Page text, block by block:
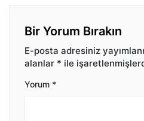
Bir Yorum Bırakın
E-posta adresiniz
alanlar * ile
Yorum *